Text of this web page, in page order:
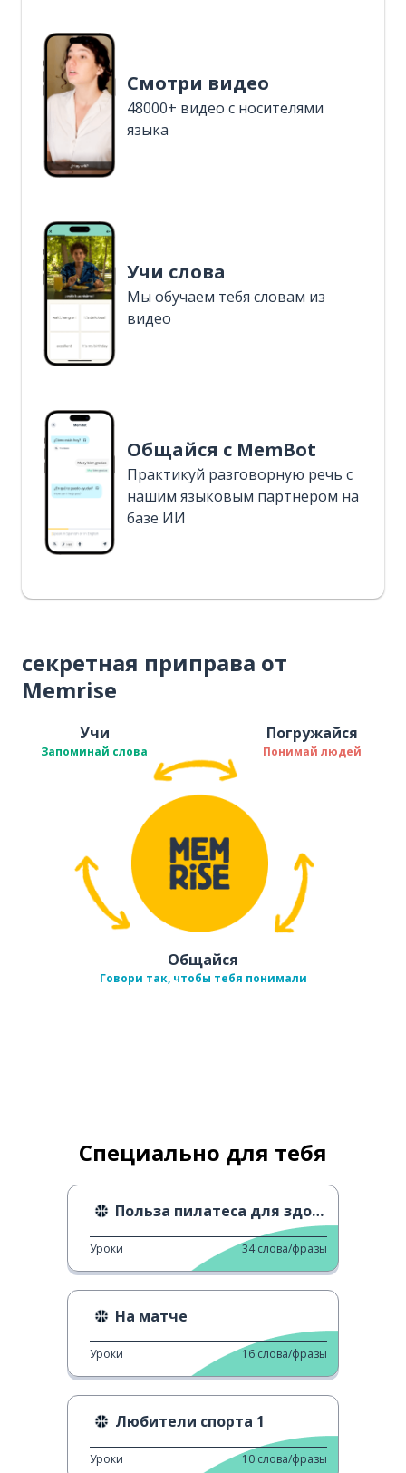
Смотри видео
48000+ видео с носителями
языка
Учи слова
Мы обучаем тебя словам из
видео
Общайся с MemBot
Практикуй разговорную речь с
нашим языковым партнером на
базе ИИ
секретная приправа от
Memrise
Учи
Запоминай слова
Погружайся
Понимай людей
Общайся
Говори так, чтобы тебя понимали
Специально для тебя
Польза пилатеса для здоровья от
Уроки 34 слова/фразы
На матче
Уроки 16 слова/фразы
Любители спорта 1
Уроки 10 слова/фразы